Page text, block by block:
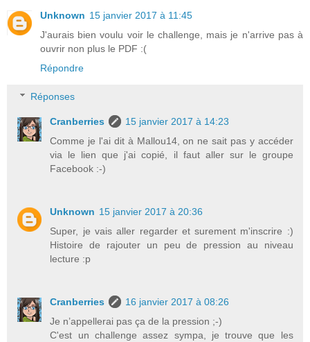
Unknown 15 janvier 2017 à 11:45
J'aurais bien voulu voir le challenge, mais je n'arrive pas à
ouvrir non plus le PDF :(
Répondre
Réponses
Cranberries
15 janvier 2017 à 14:23
Comme je l'ai dit à Mallou14, on ne sait pas y accéder
via le lien que j'ai copié, il faut aller sur le groupe
Facebook :-)
Unknown 15 janvier 2017 à 20:36
Super, je vais aller regarder et surement m'inscrire :)
Histoire de rajouter un peu de pression au niveau
lecture :p
Cranberries
16 janvier 2017 à 08:26
Je n’appellerai pas ça de la pression ;-)
C'est un challenge assez sympa, je trouve que les